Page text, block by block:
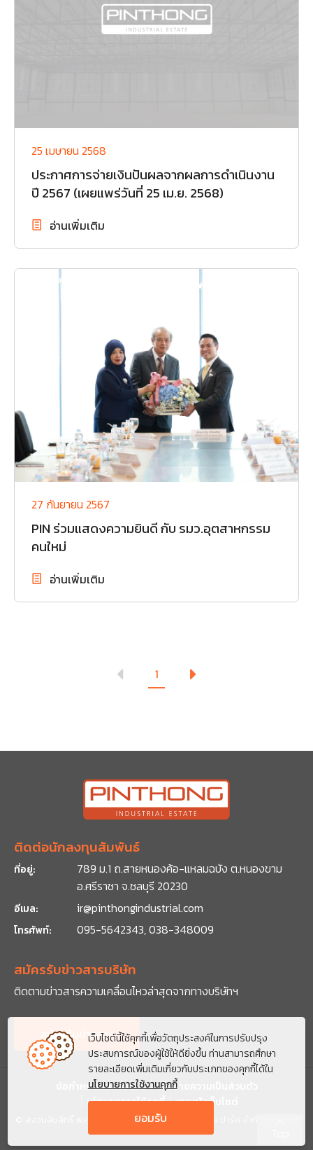
เว็บไซต์นี้ใช้คุกกี้เพื่อวัตถุประสงค์ในการปรับปรุง
ประสบการณ์ของผู้ใช้ให้ดียิ่งขึ้น ท่านสามารถศึกษา
รายละเอียดเพิ่มเติมเกี่ยวกับประเภทของคุกกี้ได้ใน
นโยบายการใช้งานคุกกี้
ยอมรับ
25 เมษายน 2568
ประกาศการจ่ายเงินปันผลจากผลการดำเนินงาน
ปี 2567 (เผยแพร่วันที่ 25 เม.ย. 2568)
อ่านเพิ่มเติม
27 กันยายน 2567
PIN ร่วมแสดงความยินดี กับ รมว.อุตสาหกรรม
คนใหม่
อ่านเพิ่มเติม
1
ติดต่อนักลงทุนสัมพันธ์
ที่อยู่:
789 ม.1 ถ.สายหนองค้อ-แหลมฉบัง ต.หนองขาม
อ.ศรีราชา จ.ชลบุรี 20230
อีเมล: ir@pinthongindustrial.com
โทรศัพท์: 095-5642343, 038-348009
สมัครรับข่าวสารบริษัท
ติดตามข่าวสารความเคลื่อนไหวล่าสุดจากทางบริษัทฯ
สมัครรับข่าวสาร
ข้อกำหนดและเงื่อนไข
นโยบายความเป็นส่วนตัว
นโยบายการใช้คุกกี้
แผนผังเว็บไซต์
© สงวนลิขสิทธิ์ พ.ศ. 2569 บริษัท ปิ่นทอง อินดัสเตรียล ปาร์ค จำกัด (มหาชน)